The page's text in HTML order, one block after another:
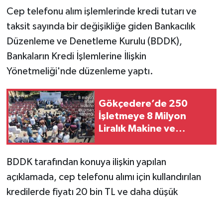
Cep telefonu alım işlemlerinde kredi tutarı ve
taksit sayında bir değişikliğe giden Bankacılık
Düzenleme ve Denetleme Kurulu (BDDK),
Bankaların Kredi İşlemlerine İlişkin
Yönetmeliği'nde düzenleme yaptı.
Gökçedere’de 250
İşletmeye 8 Milyon
Liralık Makine ve
BDDK tarafından konuya ilişkin yapılan
açıklamada, cep telefonu alımı için kullandırılan
kredilerde fiyatı 20 bin TL ve daha düşük